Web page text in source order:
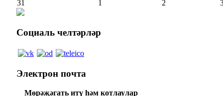
31
1 2
Социаль челтәрләр
Электрон почта
Мөрәҗәгать итү һәм котлаулар